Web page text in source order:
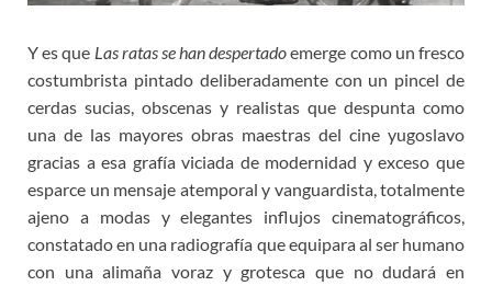
Y es que Las ratas se han despertadoemerge como un fresco
costumbrista pintado deliberadamente con un pincel de
cerdas sucias, obscenas y realistas que despunta como
una de las mayores obras maestras del cine yugoslavo
gracias a esa grafía viciada de modernidad y exceso que
esparce un mensaje atemporal y vanguardista, totalmente
ajeno a modas y elegantes influjos cinematográficos,
constatado en una radiografía que equipara al ser humano
con una alimaña voraz y grotesca que no dudará en